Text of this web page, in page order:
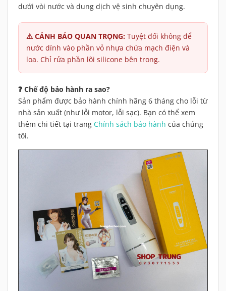
dưới vòi nước và dung dịch vệ sinh chuyên dụng.
⚠️ CẢNH BÁO QUAN TRỌNG: Tuyệt đối không để
nước dính vào phần vỏ nhựa chứa mạch điện và
loa. Chỉ rửa phần lõi silicone bên trong.
❓ Chế độ bảo hành ra sao?
Sản phẩm được bảo hành chính hãng 6 tháng cho lỗi từ
nhà sản xuất (như lỗi motor, lỗi sạc). Bạn có thể xem
thêm chi tiết tại trang Chính sách bảo hành của chúng
tôi.